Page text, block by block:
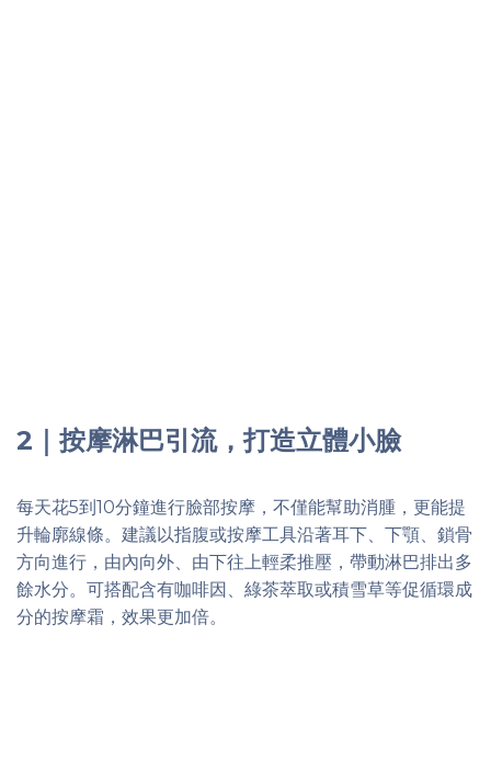
2｜按摩淋巴引流，打造立體小臉
每天花5到10分鐘進行臉部按摩，不僅能幫助消腫，更能提
升輪廓線條。建議以指腹或按摩工具沿著耳下、下顎、鎖骨
方向進行，由內向外、由下往上輕柔推壓，帶動淋巴排出多
餘水分。可搭配含有咖啡因、綠茶萃取或積雪草等促循環成
分的按摩霜，效果更加倍。